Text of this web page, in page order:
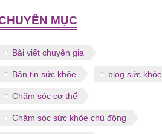
MỤC
Bài viết chuyên gia
Bản tin sức khỏe blog sức khỏe
Chăm sóc cơ thể
Chăm sóc sức khỏe chủ động